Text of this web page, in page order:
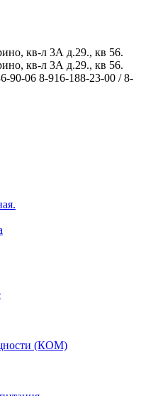
кв-л 3А д.29., кв 56.
кв-л 3А д.29., кв 56.
90-06 8-916-188-23-00 / 8-
(КОМ)